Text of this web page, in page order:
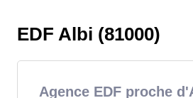
EDF Albi (81000)
Agence EDF proche